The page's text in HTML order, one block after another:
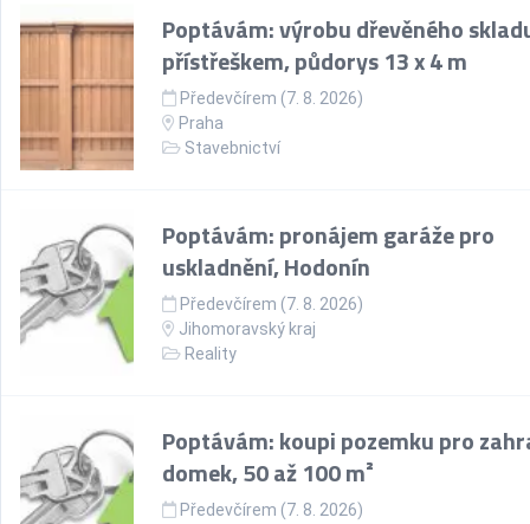
Poptávám: výrobu dřevěného
přístřeškem, půdorys 13 x 4 m
Předevčírem (7. 8. 2026)
Praha
Stavebnictví
Poptávám: pronájem garáže pro
uskladnění, Hodonín
Předevčírem (7. 8. 2026)
Jihomoravský kraj
Reality
Poptávám: koupi pozemku pro
domek, 50 až 100 m²
Předevčírem (7. 8. 2026)